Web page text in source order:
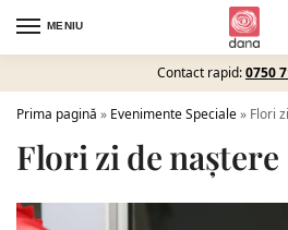
MENIU
Contact rapid:0750
Prima pagină » Evenimente Speciale» Flori
Flori zi de naștere